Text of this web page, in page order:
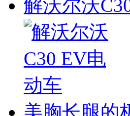
解沃尔沃
美胸长腿的